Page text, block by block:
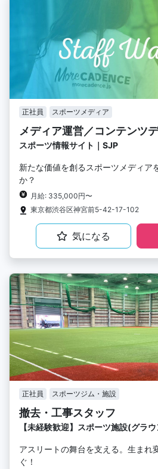
正社員 スポーツメディア
メディア運営／コンテンツ
スポーツ情報サイト｜SJP
新たな価値を創るスポーツメディア
か？
月給: 335,000円〜
東京都渋谷区神宮前5-42-17-102
気になる
正社員 スポーツジム・施設
撤去・工事スタッフ
【未経験歓迎】スポーツ施設(グラ
アスリートの舞台を支える。生まれ
ぐ！